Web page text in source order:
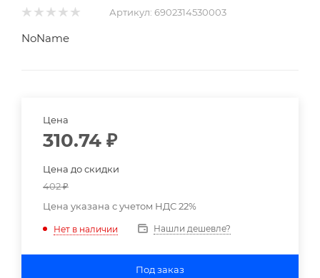
Артикул: 6902314530003
NoName
Цена
310.74 ₽
Цена до скидки
402₽
Цена указана с учетом НДС 22%
Нет в наличии Нашли дешевле?
Под заказ